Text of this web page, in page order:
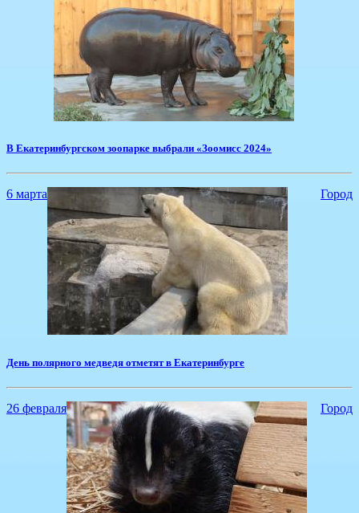
​В Екатеринбургском зоопарке выбрали «Зоомисс 2024»
6 марта Город
День полярного медведя отметят в Екатеринбурге
26 февраля Город